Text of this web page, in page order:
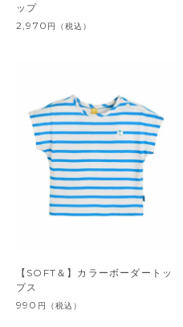
ップ
2,970 円 （税込）
【SOFT＆】カラーボーダートッ
プス
990 円 （税込）